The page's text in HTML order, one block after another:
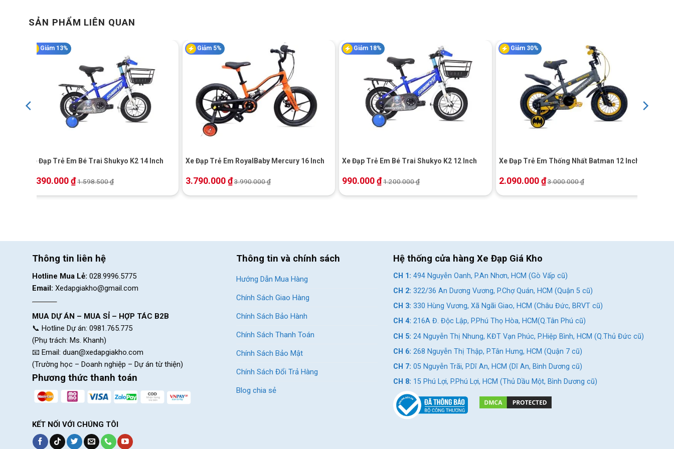
SẢN PHẨM LIÊN QUAN
Giảm 13%
Xe Đạp Trẻ Em Bé Trai Shukyo K2 14 Inch
1.390.000₫1.598.500₫
Giảm 5%
Xe Đạp Trẻ Em RoyalBaby Mercury 16 Inch
3.790.000₫3.990.000₫
Giảm 18%
Xe Đạp Trẻ Em Bé Trai Shukyo K2 12 Inch
990.000₫1.200.000₫
Giảm 30%
Xe Đạp Trẻ Em Thống Nhất Batman 12 Inch
2.090.000₫3.000.000₫
Thông tin liên hệ
Hotline Mua Lẻ: 028.9996.5775
Email: Xedapgiakho@gmail.com
MUA DỰ ÁN – MUA SỈ – HỢP TÁC B2B
📞 Hotline Dự án: 0981.765.775
(Phụ trách: Ms. Khanh)
📧 Email: duan@xedapgiakho.com
(Trường học – Doanh nghiệp – Dự án từ thiện)
Phương thức thanh toán
KẾT NỐI VỚI CHÚNG TÔI
Thông tin và chính sách
Hướng Dẫn Mua Hàng
Chính Sách Giao Hàng
Chính Sách Bảo Hành
Chính Sách Thanh Toán
Chính Sách Bảo Mật
Chính Sách Đổi Trả Hàng
Blog chia sẻ
Hệ thống cửa hàng Xe Đạp Giá Kho
CH 1: 494 Nguyễn Oanh, P.An Nhơn, HCM (Gò Vấp cũ)
CH 2: 322/36 An Dương Vương, P.Chợ Quán, HCM (Quận 5 cũ)
CH 3: 330 Hùng Vương, Xã Ngãi Giao, HCM (Châu Đức, BRVT cũ)
CH 4: 216A Đ. Độc Lập, P.Phú Thọ Hòa, HCM(Q.Tân Phú cũ)
CH 5: 24 Nguyễn Thị Nhung, KĐT Vạn Phúc, P.Hiệp Bình, HCM (Q.Thủ Đức cũ)
CH 6: 268 Nguyễn Thị Thập, P.Tân Hưng, HCM (Quận 7 cũ)
CH 7: 05 Nguyễn Trãi, P.Dĩ An, HCM (Dĩ An, Bình Dương cũ)
CH 8: 15 Phú Lợi, P.Phú Lợi, HCM (Thủ Dầu Một, Bình Dương cũ)